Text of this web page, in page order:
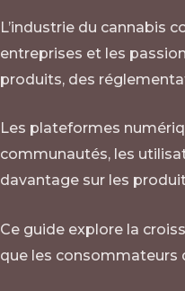
L’industrie du cannabis
entreprises et les
produits, des
Les plateformes
communautés, les
davantage sur les
Ce guide explore la
que les consommateurs